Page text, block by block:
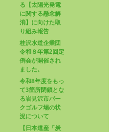
る【太陽光発電
に関する懸念解
消】に向けた取
り組み報告
桂沢水道企業団
令和８年第2回定
例会が開催され
ました。
令和8年度をもっ
て3箇所閉鎖とな
る岩見沢市パー
クゴルフ場の状
況について
【日本遺産「炭